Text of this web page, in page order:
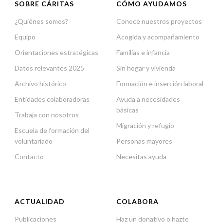
SOBRE CÁRITAS
¿Quiénes somos?
Equipo
Orientaciones estratégicas
Datos relevantes 2025
Archivo histórico
Entidades colaboradoras
Trabaja con nosotros
Escuela de formación del
voluntariado
Contacto
CÓMO AYUDAMOS
Conoce nuestros proyectos
Acogida y acompañamiento
Familias e infancia
Sin hogar y vivienda
Formación e inserción laboral
Ayuda a necesidades
básicas
Migración y refugio
Personas mayores
Necesitas ayuda
ACTUALIDAD
Publicaciones
COLABORA
Haz un donativo o hazte